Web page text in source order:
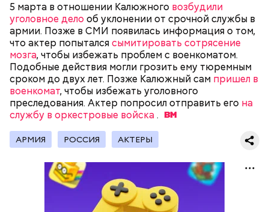
5 марта в отношении Калюжного возбудили
уголовное дело об уклонении от срочной службы в
армии. Позже в СМИ появилась информация о том,
что актер попыталсясымитировать сотрясение
мозга, чтобы избежать проблем с военкоматом.
Подобные действия могли грозить ему тюремным
сроком до двух лет. Позже Калюжный сам пришел в
военкомат, чтобы избежать уголовного
преследования. Актер попросил отправить его на
службу в оркестровые войска.
АРМИЯ РОССИЯ АКТЕРЫ
— Кабачки, порезанные кубиками, нужно легко
обжарить на сковороде. К ним добавляются зелень
петрушки, чеснок, соль и оливковое масло.
Получается очень вкусно, — поделился рецептом
Копылов.
лишним весом.